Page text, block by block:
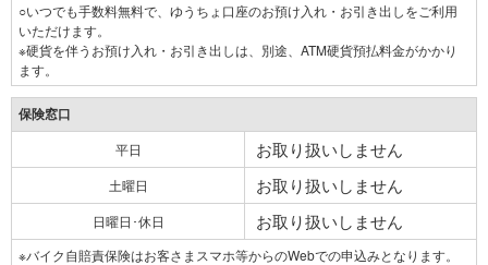
○いつでも手数料無料で、ゆうちょ口座のお預け入れ・お引き出しをご利用
いただけます。
※硬貨を伴うお預け入れ・お引き出しは、別途、ATM硬貨預払料金がかかり
ます。
保険窓口
平日 お取り扱いしません
土曜日 お取り扱いしません
日曜日･休日 お取り扱いしません
※バイク自賠責保険はお客さまスマホ等からのWebでの申込みとなります。